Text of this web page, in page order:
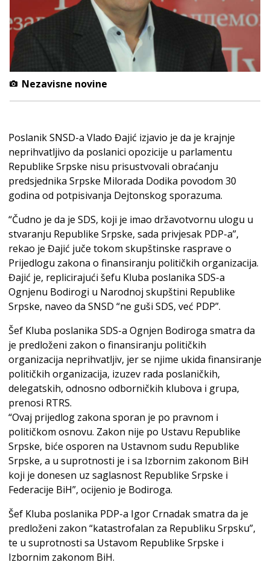
Nezavisne novine
Poslanik SNSD-a Vlado Đajić izjavio je da je krajnje
neprihvatljivo da poslanici opozicije u parlamentu
Republike Srpske nisu prisustvovali obraćanju
predsjednika Srpske Milorada Dodika povodom 30
godina od potpisivanja Dejtonskog sporazuma.
“Čudno je da je SDS, koji je imao državotvornu ulogu u
stvaranju Republike Srpske, sada privjesak PDP-a”,
rekao je Đajić juče tokom skupštinske rasprave o
Prijedlogu zakona o finansiranju političkih organizacija.
Đajić je, replicirajući šefu Kluba poslanika SDS-a
Ognjenu Bodirogi u Narodnoj skupštini Republike
Srpske, naveo da SNSD “ne guši SDS, već PDP”.
Šef Kluba poslanika SDS-a Ognjen Bodiroga smatra da
je predloženi zakon o finansiranju političkih
organizacija neprihvatljiv, jer se njime ukida finansiranje
političkih organizacija, izuzev rada poslaničkih,
delegatskih, odnosno odborničkih klubova i grupa,
prenosi RTRS.
“Ovaj prijedlog zakona sporan je po pravnom i
političkom osnovu. Zakon nije po Ustavu Republike
Srpske, biće osporen na Ustavnom sudu Republike
Srpske, a u suprotnosti je i sa Izbornim zakonom BiH
koji je donesen uz saglasnost Republike Srpske i
Federacije BiH”, ocijenio je Bodiroga.
Šef Kluba poslanika PDP-a Igor Crnadak smatra da je
predloženi zakon “katastrofalan za Republiku Srpsku”,
te u suprotnosti sa Ustavom Republike Srpske i
Izbornim zakonom BiH.